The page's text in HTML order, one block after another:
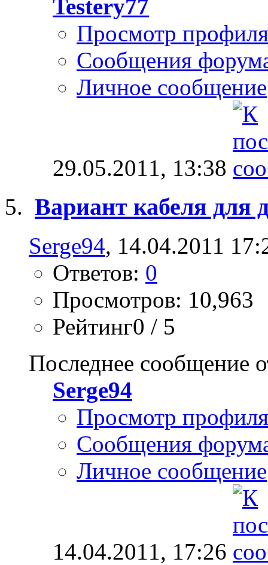
Testery77
Просмотр профиля
Сообщения
Личное сообщение
29.05.2011, 13:38
Вариант кабеля для
Serge94, 14.04.2011
Ответов: 0
Просмотров: 10,963
Рейтинг0 / 5
Последнее сообщение
Serge94
Просмотр профиля
Сообщения
Личное сообщение
14.04.2011, 17:26